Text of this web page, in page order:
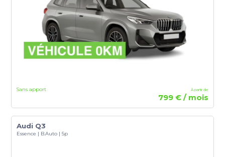
Sans apport À partir de
799 € / mois
Audi Q3
Essence | B.Auto | 5p